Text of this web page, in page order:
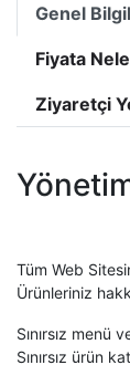
Genel
Fiyata
Ziyaretçi
Tüm Web
Ürünleriniz
Sınırsız menü
Sınırsız ürün